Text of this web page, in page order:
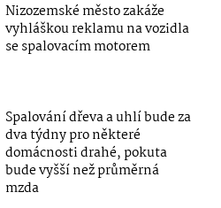
Nizozemské město zakáže
vyhláškou reklamu na vozidla
se spalovacím motorem
Spalování dřeva a uhlí bude za
dva týdny pro některé
domácnosti drahé, pokuta
bude vyšší než průměrná
mzda